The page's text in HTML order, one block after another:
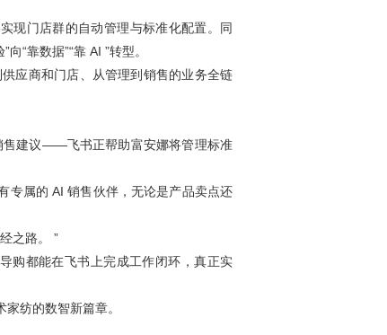
现门店群的自动管理与标准化配置。同
“靠数据”“靠 AI ”转型。
应商和门店、从管理到销售的业务全链
售建议——飞书正帮助富安娜将管理标准
专属的 AI 销售伙伴，无论是产品卖点还
之路。 ”
购都能在飞书上完成工作闭环，真正实
纺的数智新篇章。